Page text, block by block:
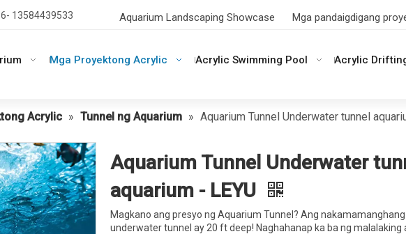
13584439533 Aquarium Landscaping Showcase Mga pandaigdigang
Mga Proyektong Acrylic Acrylic Swimming Pool Acrylic
Acrylic » Tunnel ng Aquarium » Aquarium Tunnel Underwater tunnel
Aquarium Tunnel Underwater
aquarium - LEYU
Magkano ang presyo ng Aquarium Tunnel? Ang nakamamanghang
underwater tunnel ay 20 ft deep! Naghahanap ka ba ng malalaking